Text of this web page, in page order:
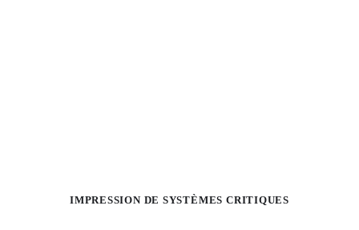
IMPRESSION DE SYSTÈMES CRITIQUES